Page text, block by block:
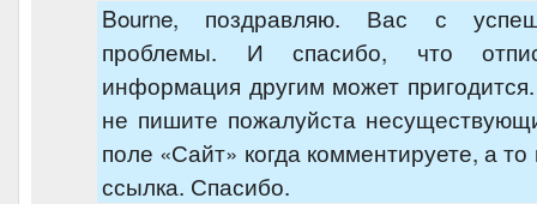
Bourne, поздравляю. Вас с
проблемы. И спасибо, что
информация другим может
не пишите пожалуйста
поле «Сайт» когда комментируете, а то
ссылка. Спасибо.